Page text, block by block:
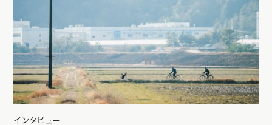
インタビュー